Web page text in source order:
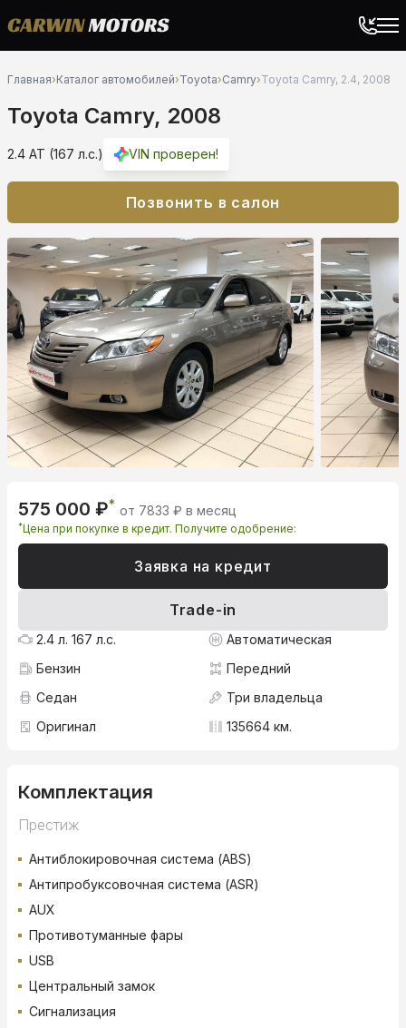
Главная›Каталог автомобилей›Toyota›Camry›Toyota Camry, 2.4, 2008
Toyota Camry, 2008
2.4 AT (167 л.с.) VIN проверен!
Позвонить в салон
575 000 ₽* от 7833 ₽ в месяц
*Цена при покупке в кредит. Получите одобрение:
Заявка на кредит
Trade-in
2.4 л. 167 л.с.
Автоматическая
Бензин
Передний
Седан
Три владельца
Оригинал
135664 км.
Комплектация
Престиж
Антиблокировочная система (ABS)
Антипробуксовочная система (ASR)
AUX
Противотуманные фары
USB
Центральный замок
Сигнализация